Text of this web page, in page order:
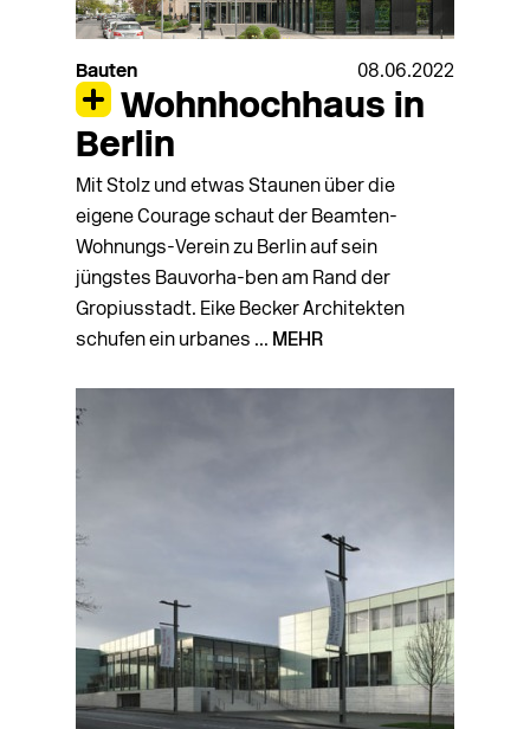
Bauten 08.06.2022
Wohnhochhaus in
Berlin
Mit Stolz und etwas Staunen über die
eigene Courage schaut der Beamten-
Wohnungs-Verein zu Berlin auf sein
jüngstes Bauvorha-ben am Rand der
Gropiusstadt. Eike Becker Architekten
schufen ein urbanes ... MEHR